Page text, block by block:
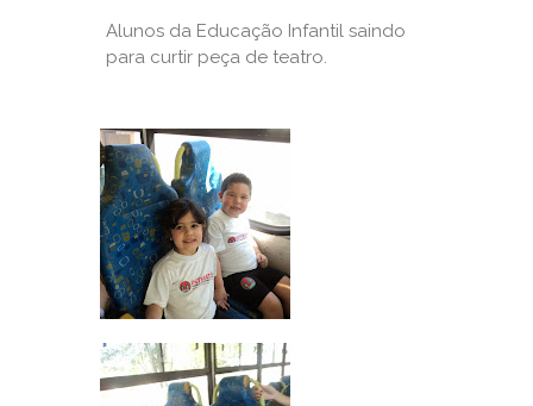
Alunos da Educação Infantil saindo
para curtir peça de teatro.